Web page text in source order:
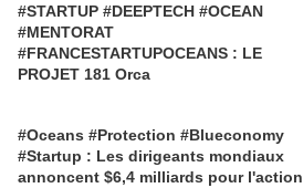
#STARTUP #DEEPTECH #OCEAN
#MENTORAT
#FRANCESTARTUPOCEANS : LE
PROJET 181 Orca
#Oceans #Protection #Blueconomy
#Startup : Les dirigeants mondiaux
annoncent $6,4 milliards pour l'action